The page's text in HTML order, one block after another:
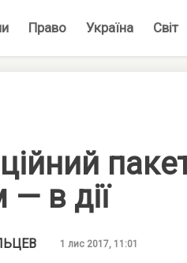
Право Україна Світ
в дії
1 лис 2017, 11:01